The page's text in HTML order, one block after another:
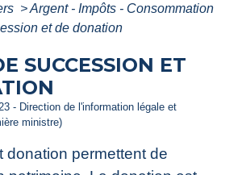
>Argent - Impôts - Consommation
et de donation
SUCCESSION ET
- Direction de l'information légale et
ministre)
donation permettent de